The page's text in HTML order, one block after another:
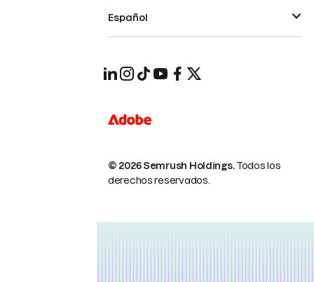
© 2026 Semrush Holdings.Todos los
derechos reservados.
Español